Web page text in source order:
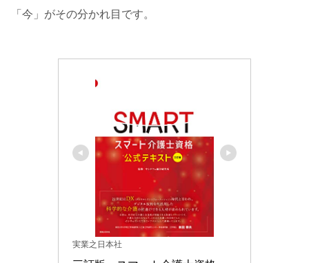
「今」がその分かれ目です。
実業之日本社